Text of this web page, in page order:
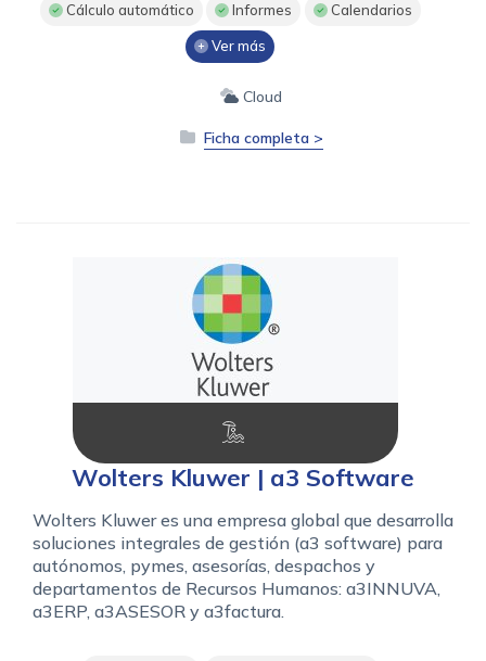
Cálculo automático Informes Calendarios
Ver más
Cloud
Ficha completa >
Wolters Kluwer | a3 Software
Wolters Kluwer es una empresa global que desarrolla
soluciones integrales de gestión (a3 software) para
autónomos, pymes, asesorías, despachos y
departamentos de Recursos Humanos: a3INNUVA,
a3ERP, a3ASESOR y a3factura.